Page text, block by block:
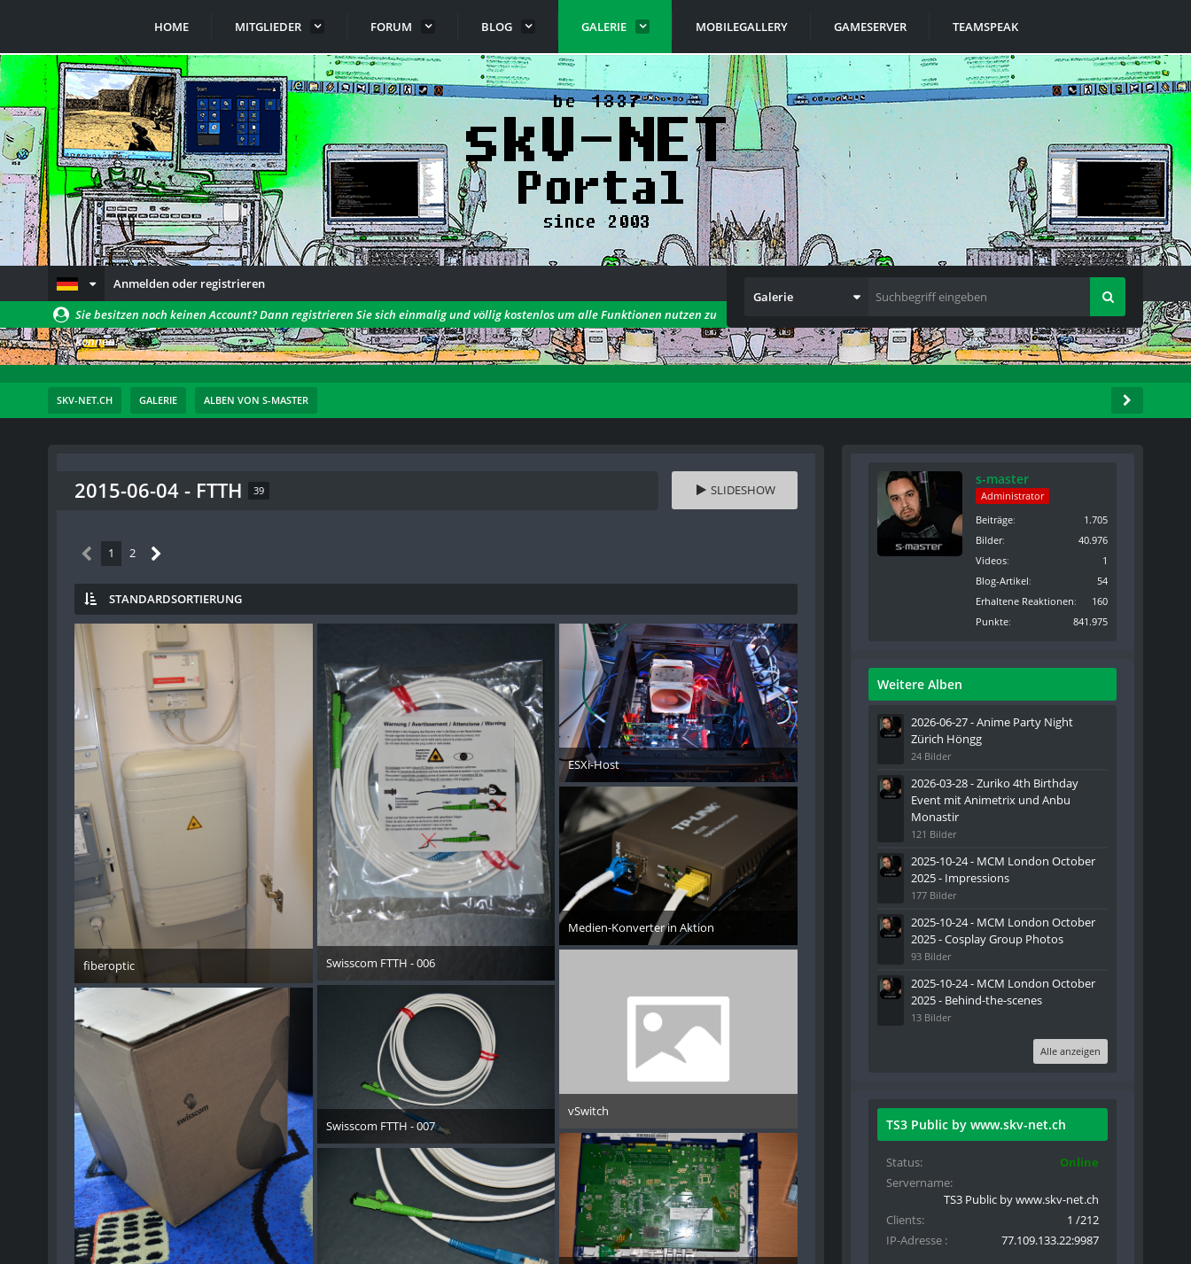
HOME MITGLIEDER FORUM BLOG GALERIE MOBILEGALLERY GAMESERVER TEAMSPEAK
Anmelden oder registrieren
Galerie
Sie besitzen noch keinen Account? Dann registrieren Sie sich einmalig und völlig kostenlos um alle Funktionen nutzen zu
können!
SKV-NET.CH GALERIE ALBEN VON S-MASTER
2015-06-04 - FTTH 39 SLIDESHOW
1 2
STANDARDSORTIERUNG
fiberoptic
15. November 2013
Swisscom FTTH - 006
15. November 2013
Swisscom FTTH - 007
15. November 2013
ESXi-Host
10. Januar 2014
Medien-Konverter in Aktion
10. Januar 2014
vSwitch
s-master
Administrator
Beiträge
1.705
Bilder
40.976
Videos
1
Blog-Artikel
54
Erhaltene Reaktionen
160
Punkte
841.975
Weitere Alben
2026-06-27 - Anime Party Night
Zürich Höngg
24 Bilder
2026-03-28 - Zuriko 4th Birthday
Event mit Animetrix und Anbu
Monastir
121 Bilder
2025-10-24 - MCM London October
2025 - Impressions
177 Bilder
2025-10-24 - MCM London October
2025 - Cosplay Group Photos
93 Bilder
2025-10-24 - MCM London October
2025 - Behind-the-scenes
13 Bilder
Alle anzeigen
TS3 Public by www.skv-net.ch
Status
Online
Servername
TS3 Public by www.skv-net.ch
Clients
1 /212
IP-Adresse
77.109.133.22:9987